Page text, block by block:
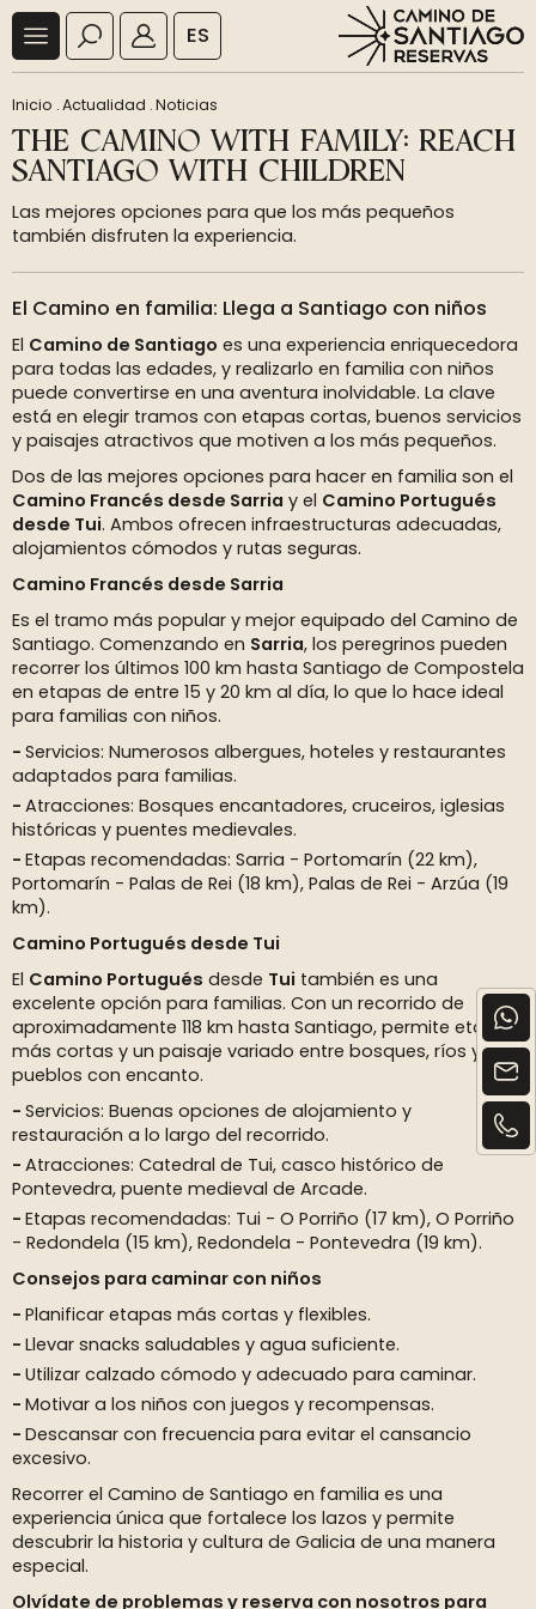
ES
Inicio .Actualidad .Noticias
THE CAMINO WITH FAMILY: REACH
SANTIAGO WITH CHILDREN
Las mejores opciones para que los más pequeños
también disfruten la experiencia.
El Camino en familia: Llega a Santiago con niños
El Camino de Santiago es una experiencia enriquecedora
para todas las edades, y realizarlo en familia con niños
puede convertirse en una aventura inolvidable. La clave
está en elegir tramos con etapas cortas, buenos servicios
y paisajes atractivos que motiven a los más pequeños.
Dos de las mejores opciones para hacer en familia son el
Camino Francés desde Sarria y el Camino Portugués
desde Tui. Ambos ofrecen infraestructuras adecuadas,
alojamientos cómodos y rutas seguras.
Camino Francés desde Sarria
Es el tramo más popular y mejor equipado del Camino de
Santiago. Comenzando en Sarria, los peregrinos pueden
recorrer los últimos 100 km hasta Santiago de Compostela
en etapas de entre 15 y 20 km al día, lo que lo hace ideal
para familias con niños.
Servicios: Numerosos albergues, hoteles y restaurantes
adaptados para familias.
Atracciones: Bosques encantadores, cruceiros, iglesias
históricas y puentes medievales.
Etapas recomendadas: Sarria - Portomarín (22 km),
Portomarín - Palas de Rei (18 km), Palas de Rei - Arzúa (19
km).
Camino Portugués desde Tui
El Camino Portugués desde Tui también es una
excelente opción para familias. Con un recorrido de
aproximadamente 118 km hasta Santiago, permite etapas
más cortas y un paisaje variado entre bosques, ríos y
pueblos con encanto.
Servicios: Buenas opciones de alojamiento y
restauración a lo largo del recorrido.
Atracciones: Catedral de Tui, casco histórico de
Pontevedra, puente medieval de Arcade.
Etapas recomendadas: Tui - O Porriño (17 km), O Porriño
- Redondela (15 km), Redondela - Pontevedra (19 km).
Consejos para caminar con niños
Planificar etapas más cortas y flexibles.
Llevar snacks saludables y agua suficiente.
Utilizar calzado cómodo y adecuado para caminar.
Motivar a los niños con juegos y recompensas.
Descansar con frecuencia para evitar el cansancio
excesivo.
Recorrer el Camino de Santiago en familia es una
experiencia única que fortalece los lazos y permite
descubrir la historia y cultura de Galicia de una manera
especial.
Olvídate de problemas y reserva con nosotros para